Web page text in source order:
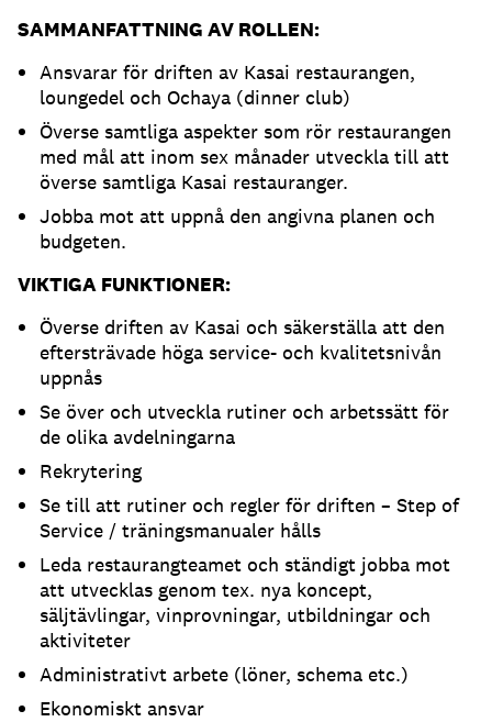
SAMMANFATTNING AV ROLLEN:
Ansvarar för driften av Kasai restaurangen,
loungedel och Ochaya (dinner club)
Överse samtliga aspekter som rör restaurangen
med mål att inom sex månader utveckla till att
överse samtliga Kasai restauranger.
Jobba mot att uppnå den angivna planen och
budgeten.
VIKTIGA FUNKTIONER:
Överse driften av Kasai och säkerställa att den
eftersträvade höga service- och kvalitetsnivån
uppnås
Se över och utveckla rutiner och arbetssätt för
de olika avdelningarna
Rekrytering
Se till att rutiner och regler för driften – Step of
Service / träningsmanualer hålls
Leda restaurangteamet och ständigt jobba mot
att utvecklas genom tex. nya koncept,
säljtävlingar, vinprovningar, utbildningar och
aktiviteter
Administrativt arbete (löner, schema etc.)
Ekonomiskt ansvar